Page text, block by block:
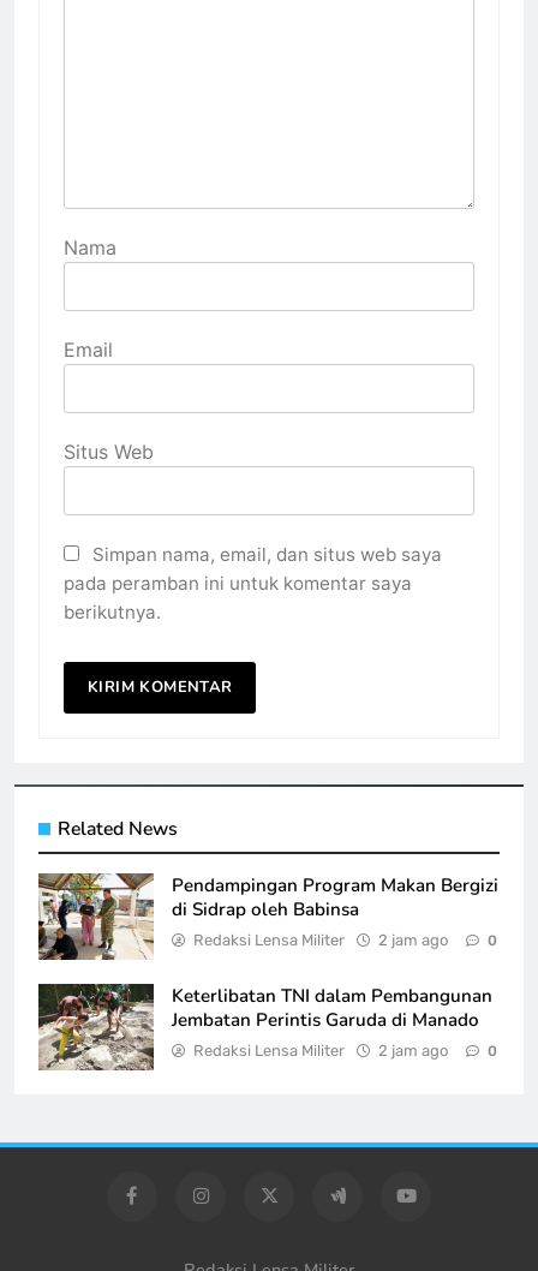
Nama
Email
Situs Web
Simpan nama, email, dan situs web saya
pada peramban ini untuk komentar saya
berikutnya.
Related News
Pendampingan Program Makan Bergizi
di Sidrap oleh Babinsa
Redaksi Lensa Militer 2 jam ago 0
Keterlibatan TNI dalam Pembangunan
Jembatan Perintis Garuda di Manado
Redaksi Lensa Militer 2 jam ago 0